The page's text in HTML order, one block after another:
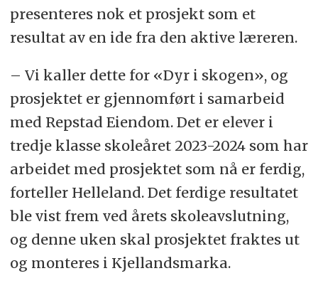
presenteres nok et prosjekt som et
resultat av en ide fra den aktive læreren.
– Vi kaller dette for «Dyr i skogen», og
prosjektet er gjennomført i samarbeid
med Repstad Eiendom. Det er elever i
tredje klasse skoleåret 2023-2024 som har
arbeidet med prosjektet som nå er ferdig,
forteller Helleland. Det ferdige resultatet
ble vist frem ved årets skoleavslutning,
og denne uken skal prosjektet fraktes ut
og monteres i Kjellandsmarka.